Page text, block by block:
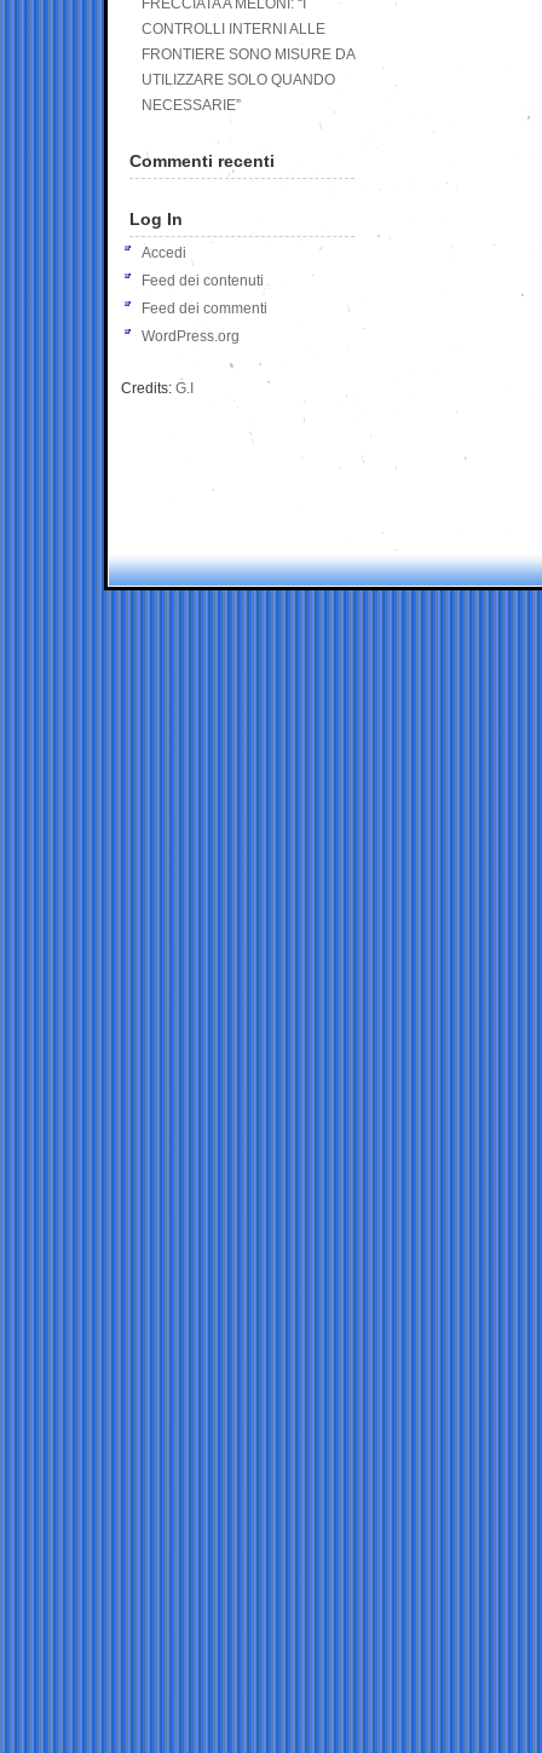
FRECCIATA A MELONI: “I
CONTROLLI INTERNI ALLE
FRONTIERE SONO MISURE DA
UTILIZZARE SOLO QUANDO
NECESSARIE”
Commenti recenti
Log In
Accedi
Feed dei contenuti
Feed dei commenti
WordPress.org
Credits: G.I